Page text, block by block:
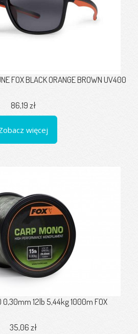
FOX BLACK ORANGE BROWN UV400
86,19 zł
więcej
0,30mm 12lb 5,44kg 1000m FOX
35,06 zł